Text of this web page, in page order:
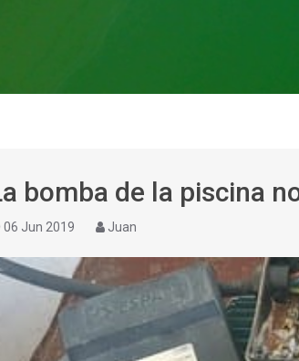
bomba de la piscina
06 Jun 2019 Juan